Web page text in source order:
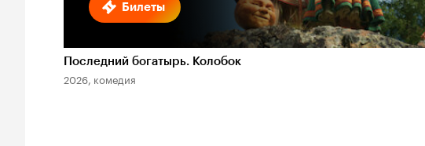
Билеты
Последний богатырь. Колобок
2026, комедия